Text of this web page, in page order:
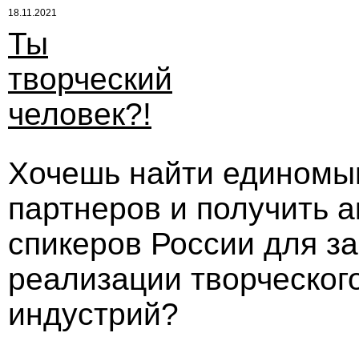
18.11.2021
Ты
творческий
человек?!
Хочешь найти
партнеров и получить
спикеров России для
реализации
индустрий?